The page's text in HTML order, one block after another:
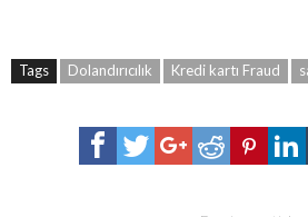
Tags Dolandırıcılık Kredi kartı Fraud